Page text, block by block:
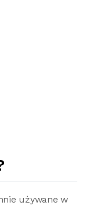
używane w